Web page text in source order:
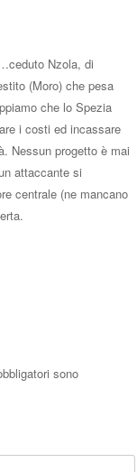
Nzola, di
(Moro) che pesa
che lo Spezia
i costi ed incassare
Nessun progetto è mai
attaccante si
centrale (ne mancano
sono